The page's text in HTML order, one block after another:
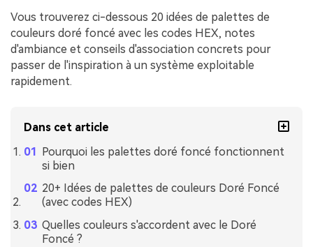
Vous trouverez ci-dessous 20 idées de palettes de
couleurs doré foncé avec les codes HEX, notes
d'ambiance et conseils d'association concrets pour
passer de l'inspiration à un système exploitable
rapidement.
Dans cet article
Pourquoi les palettes doré foncé fonctionnent
si bien
20+ Idées de palettes de couleurs Doré Foncé
(avec codes HEX)
Quelles couleurs s'accordent avec le Doré
Foncé ?